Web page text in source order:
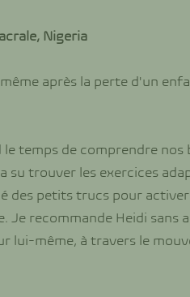
Nigeria
après la perte d'un
temps de comprendre
su trouver les exercices
des petits trucs pour
Je recommande Heidi
lui-même, à travers le